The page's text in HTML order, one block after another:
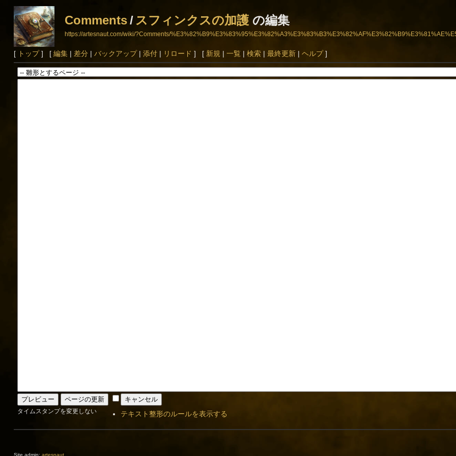
Comments/スフィンクスの加護 の編集
https://artesnaut.com/wiki/?Comments/
[ トップ] [ 編集| 差分| バックアップ| 添付| リロード ] [ 新規 | 一覧| 検索| 最終更新| ヘルプ]
タイムスタンプを変更しない テキスト整形のルールを表示する
Site admin: artesnaut